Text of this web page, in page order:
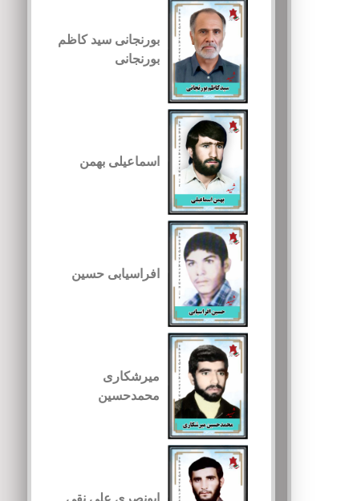
بورنجانی سید کاظم
بورنجانی
اسماعیلی بهمن
افراسیابی حسین
میرشکاری
محمدحسین
ابونصری علی نقی